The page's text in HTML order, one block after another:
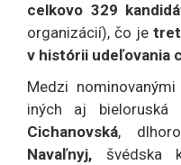
celkovo 329
organizácií), čo je
v histórii udeľovania
Medzi
iných aj bieloruská
Cichanovská,
Navaľnyj, švédska